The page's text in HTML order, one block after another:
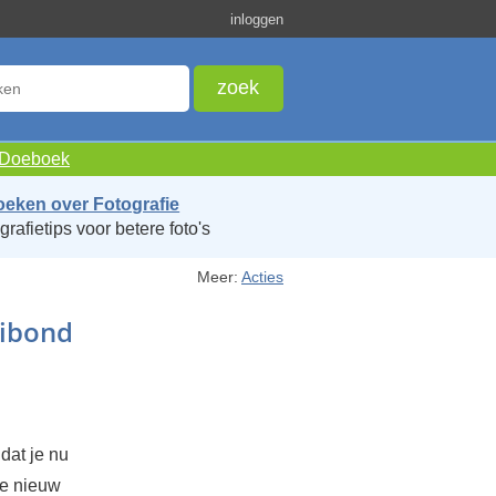
inloggen
over Fotografie
voor betere foto's
Meer: Acties
je nu
nieuw